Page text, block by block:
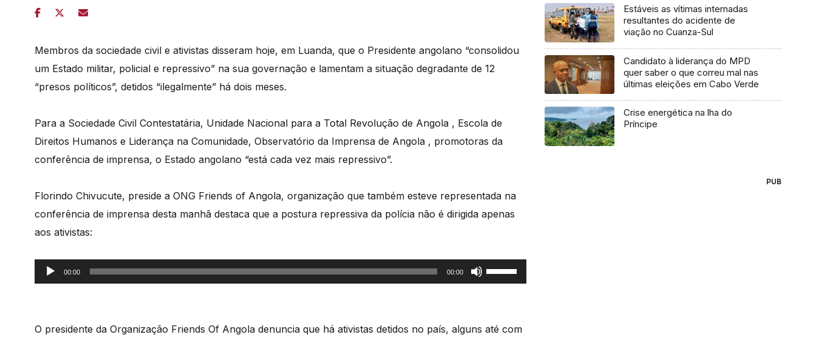
Membros da sociedade civil e ativistas disseram hoje, em Luanda, que o Presidente angolano “consolidou
um Estado militar, policial e repressivo” na sua governação e lamentam a situação degradante de 12
“presos políticos”, detidos “ilegalmente” há dois meses.
Para a Sociedade Civil Contestatária, Unidade Nacional para a Total Revolução de Angola , Escola de
Direitos Humanos e Liderança na Comunidade, Observatório da Imprensa de Angola , promotoras da
conferência de imprensa, o Estado angolano “está cada vez mais repressivo”.
Florindo Chivucute, preside a ONG Friends of Angola, organização que também esteve representada na
conferência de imprensa desta manhã destaca que a postura repressiva da polícia não é dirigida apenas
aos ativistas:
Reprodutor
de
00:00 00:00
Use
as
O presidente da Organização Friends Of Angola denuncia que há ativistas detidos no país, alguns até com
Estáveis as vítimas internadas
resultantes do acidente de
viação no Cuanza-Sul
Candidato à liderança do MPD
quer saber o que correu mal nas
últimas eleições em Cabo Verde
Crise energética na lha do
Príncipe
PUB